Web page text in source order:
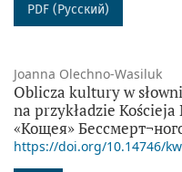
PDF (Русский)
Joanna Olechno-Wasiluk
Оblicza kultury w
na przykładzie
«Кощея»
https://doi.org/10.14746/